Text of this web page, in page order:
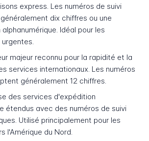
express. Les numéros de suivi
dix chiffres ou une
Idéal pour les
majeur reconnu pour la rapidité et la
services internationaux. Les numéros
généralement 12 chiffres.
des services d'expédition
étendus avec des numéros de suivi
Utilisé principalement pour les
l'Amérique du Nord.